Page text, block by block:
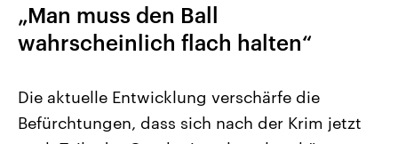
Landtagswahl Sachsen-Anhalt
„Man muss den Ball
wahrscheinlich flach halten“
Die aktuelle Entwicklung verschärfe die
Befürchtungen, dass sich nach der Krim jetzt